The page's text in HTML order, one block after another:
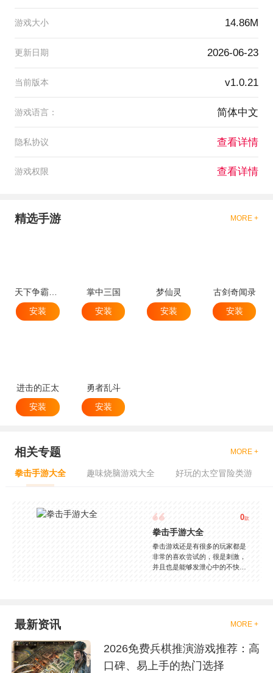
游戏大小 14.86M
更新日期 2026-06-23
当前版本 v1.0.21
游戏语言： 简体中文
隐私协议 查看详情
游戏权限 查看详情
精选手游 MORE +
天下争霸三国志
安装
掌中三国
安装
梦仙灵
安装
古剑奇闻录
安装
进击的正太
安装
勇者乱斗
安装
相关专题 MORE +
拳击手游大全 趣味烧脑游戏大全 好玩的太空冒险类游
0款
拳击手游大全
拳击游戏还是有很多的玩家都是
非常的喜欢尝试的，很是刺激，
并且也是能够发泄心中的不快
够去进行体验的，我们也是能够
就是收集了一些有意思的拳击游
戏，相信你们一定会喜欢的。
最新资讯 MORE +
2026免费兵棋推演游戏推荐：高
口碑、易上手的热门选择